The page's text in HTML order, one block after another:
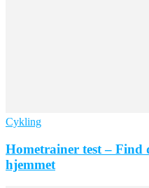
Cykling
Hometrainer test – Find
hjemmet